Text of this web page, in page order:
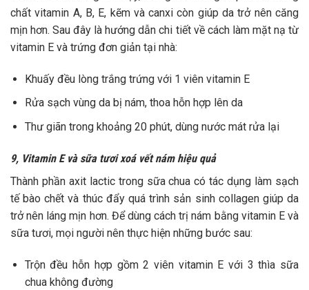
chất vitamin A, B, E, kẽm và canxi còn giúp da trở nên căng
mịn hơn. Sau đây là hướng dẫn chi tiết về cách làm mặt nạ từ
vitamin E và trứng đơn giản tại nhà:
Khuấy đều lòng trắng trứng với 1 viên vitamin E
Rửa sạch vùng da bị nám, thoa hỗn hợp lên da
Thư giãn trong khoảng 20 phút, dùng nước mát rửa lại
9, Vitamin E và sữa tươi xoá vết nám hiệu quả
Thành phần axit lactic trong sữa chua có tác dụng làm sạch
tế bào chết và thúc đẩy quá trình sản sinh collagen giúp da
trở nên láng mịn hơn. Để dùng cách trị nám bằng vitamin E và
sữa tươi, mọi người nên thực hiện những bước sau:
Trộn đều hỗn hợp gồm 2 viên vitamin E với 3 thìa sữa
chua không đường